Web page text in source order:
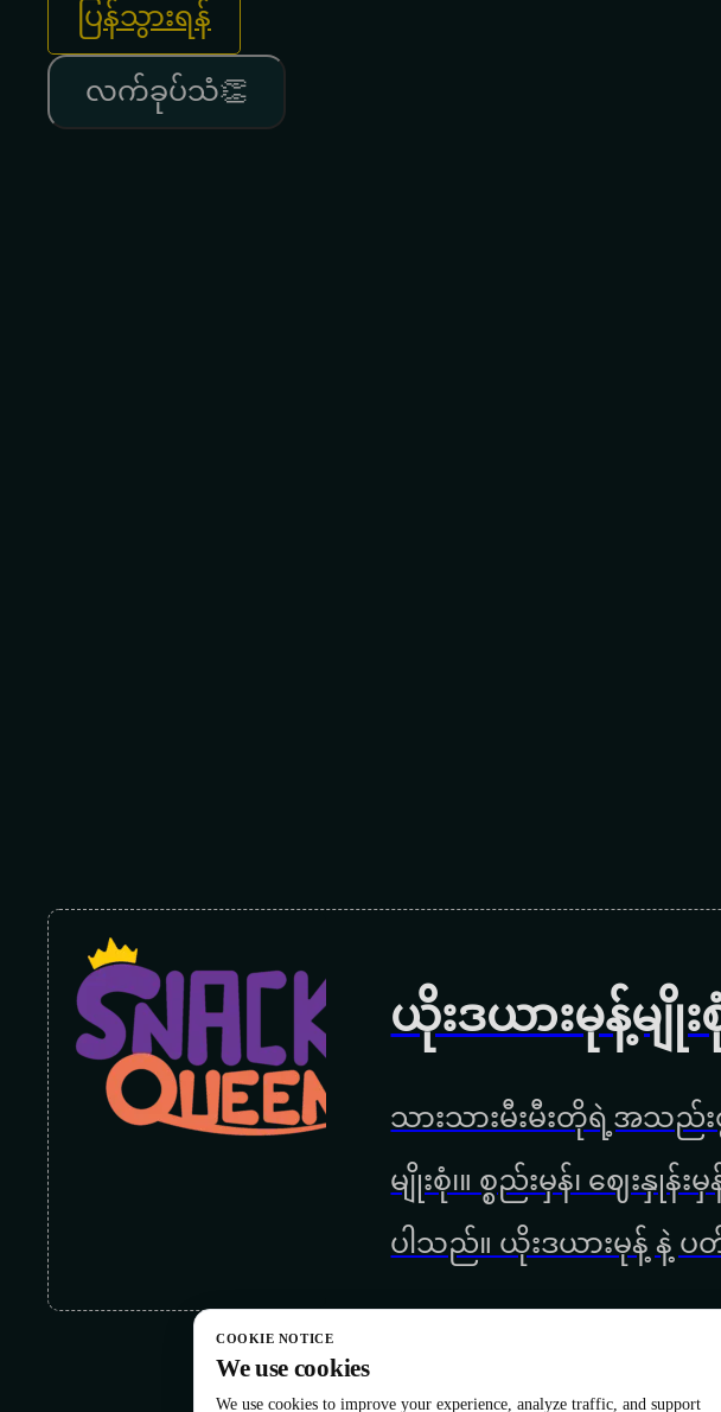
ပြန်သွားရန်
လက်ခုပ်သံ👏
ယိုးဒယားမုန့်မ
သားသားမီးမီးတိုရဲ့အသည်းစွဲ
မျိုးစုံ၊။ စ္စည်းမှန်၊ ‌ဈေး
ပါသည်။ ယိုးဒယားမုန့် နဲ့
COOKIE NOTICE
We use cookies
We use cookies to improve your experience, analyze traffic, and support